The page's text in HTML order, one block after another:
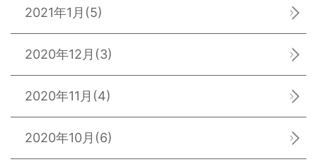
2021年1月 (5)
2020年12月 (3)
2020年11月 (4)
2020年10月 (6)